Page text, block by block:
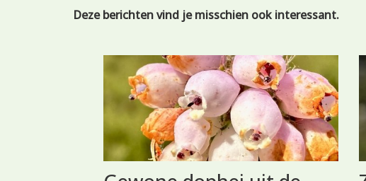
Deze berichten vind je misschien ook interessant.